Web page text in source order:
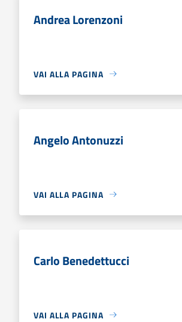
Andrea Lorenzoni
VAI ALLA PAGINA
Angelo Antonuzzi
VAI ALLA PAGINA
Carlo Benedettucci
VAI ALLA PAGINA